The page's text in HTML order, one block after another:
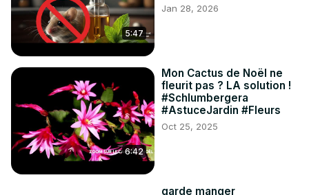
5:47
Jan 28, 2026
6:42
Mon Cactus de Noël ne
fleurit pas ? LA solution !
#Schlumbergera
#AstuceJardin #Fleurs
Oct 25, 2025
garde manger